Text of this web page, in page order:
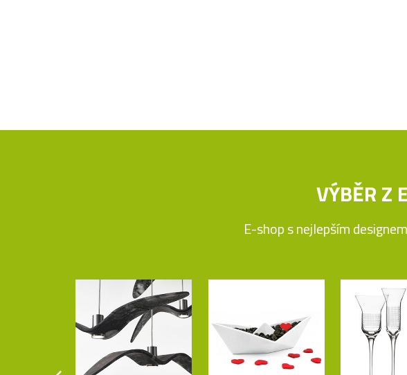
VÝBĚR Z
E-shop s nejlepším